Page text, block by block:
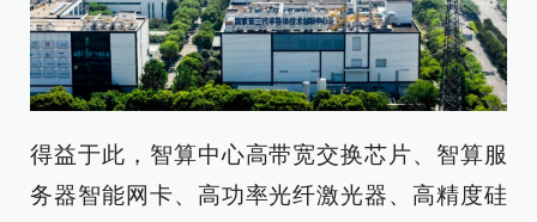
得益于此，智算中心高带宽交换芯片、智算服
务器智能网卡、高功率光纤激光器、高精度硅